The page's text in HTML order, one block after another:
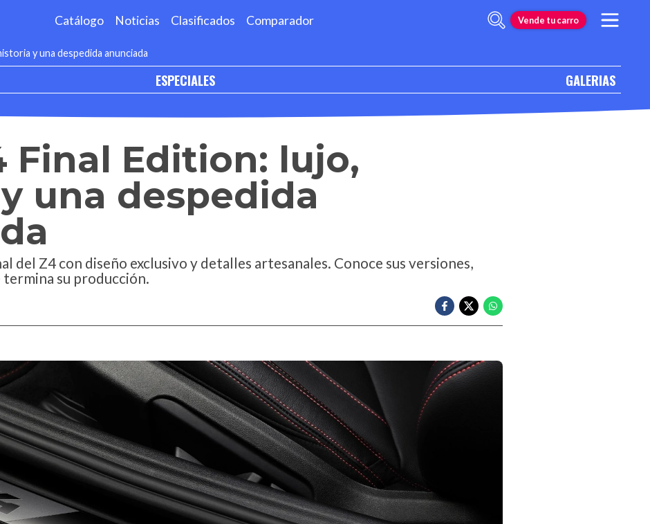
Catálogo Noticias Clasificados Comparador Vende tu carro
y una despedida anunciada
ESPECIALES GALERIAS
Final Edition: lujo,
una despedida
del Z4 con diseño exclusivo y detalles artesanales. Conoce sus versiones,
termina su producción.